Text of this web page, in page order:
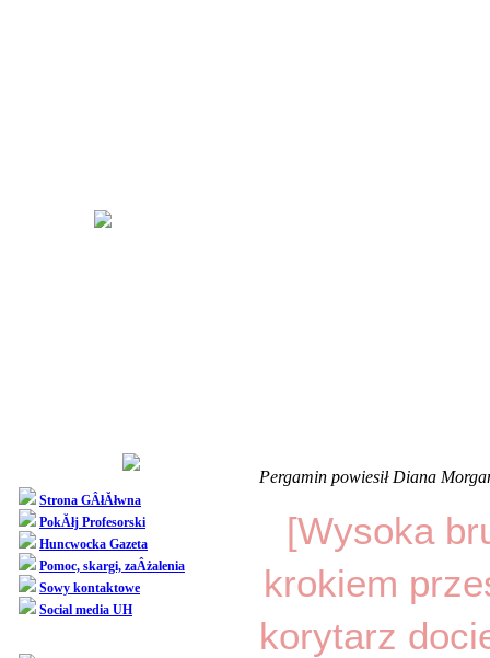
Strona GÂłĂłwna
PokĂłj Profesorski
Huncwocka Gazeta
Pomoc, skargi, zaÂżalenia
Sowy kontaktowe
Social media UH
Pergamin powiesił Diana
[Wysoka
krokiem
korytarz